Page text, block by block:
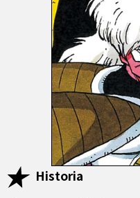
Historia